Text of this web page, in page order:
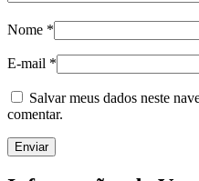
Nome *
E-mail *
Salvar meus dados neste
comentar.